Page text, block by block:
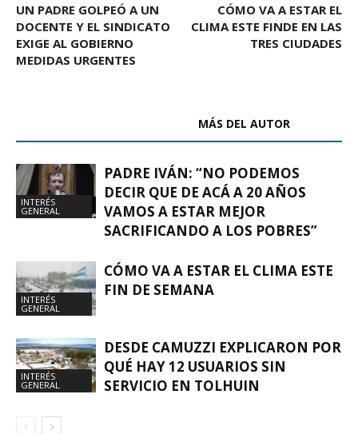
UN PADRE GOLPEÓ A UN
DOCENTE Y EL SINDICATO
EXIGE AL GOBIERNO
MEDIDAS URGENTES
CÓMO VA A ESTAR EL
CLIMA ESTE FINDE EN LAS
TRES CIUDADES
MÁS DEL AUTOR
INTERÉS
GENERAL
PADRE IVÁN: “NO PODEMOS
DECIR QUE DE ACÁ A 20 AÑOS
VAMOS A ESTAR MEJOR
SACRIFICANDO A LOS POBRES”
INTERÉS
GENERAL
CÓMO VA A ESTAR EL CLIMA ESTE
FIN DE SEMANA
INTERÉS
GENERAL
DESDE CAMUZZI EXPLICARON POR
QUÉ HAY 12 USUARIOS SIN
SERVICIO EN TOLHUIN